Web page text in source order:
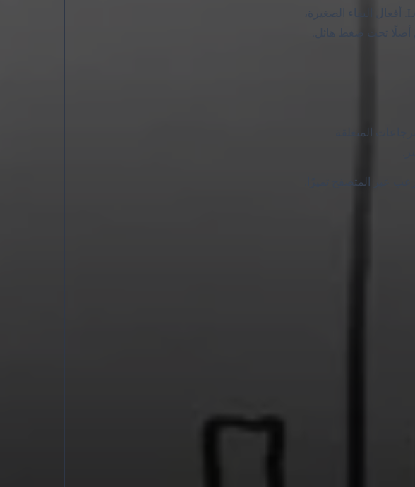
يستكشف اللاعب الشقة، ويرتجل بما لديه من موارد محدودة، ويتخذ قرارات حول طريقة تعامل Andy مع خوف Leyley. أفعال البقاء الصغيرة،
أصلًا تحت ضغط هائل.
المتعلقة
عبر المتصفح تميزًا.